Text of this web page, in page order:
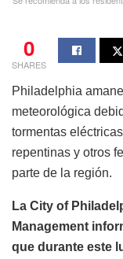
0
SHARES
Philadelphia
meteorológica
tormentas
repentinas y otros
parte de la región.
La City of
Management
que durante este